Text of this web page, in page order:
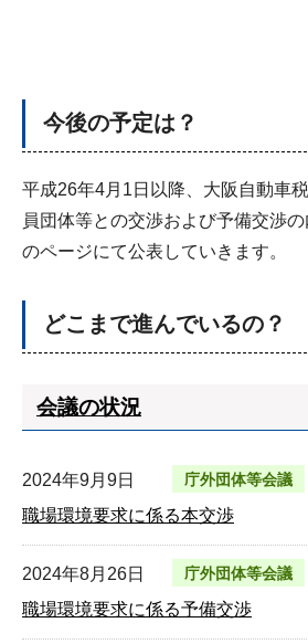
今後の予定は？
平成26年4月1日以降、大阪自動車
員団体等との交渉および予備交渉
のページにて公表していきます。
どこまで進んでいるの？
会議の状況
2024年9月9日 庁外団体等会議
職場環境要求に係る本交渉
2024年8月26日 庁外団体等会議
職場環境要求に係る予備交渉